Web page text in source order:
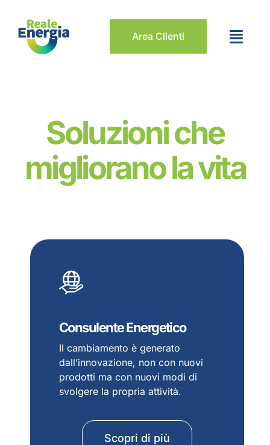
contenuto
Area Clienti
Soluzioni che
migliorano la vita
Consulente Energetico
Il cambiamento è generato
dall’innovazione, non con nuovi
prodotti ma con nuovi modi di
svolgere la propria attività.
Scopri di più